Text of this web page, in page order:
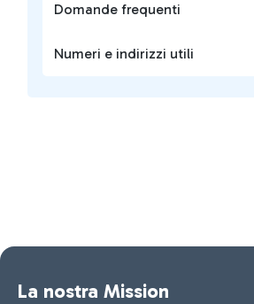
Domande frequenti
Numeri e indirizzi utili
La nostra Mission